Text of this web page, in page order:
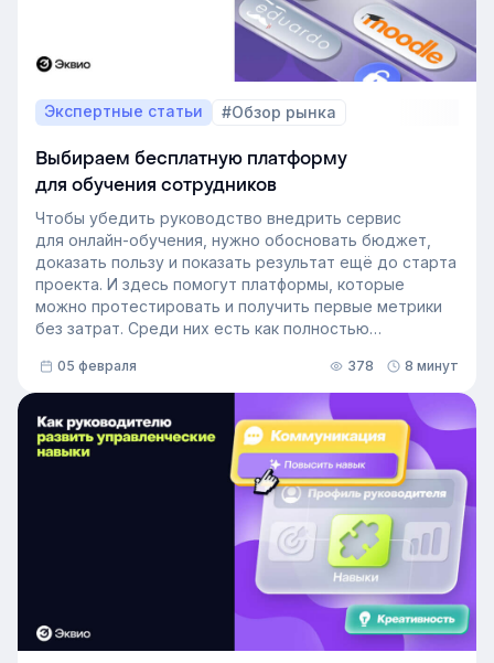
Экспертные статьи #Обзор рынка
Выбираем бесплатную платформу
для обучения сотрудников
Чтобы убедить руководство внедрить сервис
для онлайн-обучения, нужно обосновать бюджет,
доказать пользу и показать результат ещё до старта
проекта. И здесь помогут платформы, которые
можно протестировать и получить первые метрики
без затрат. Среди них есть как полностью
Мы собрали пять таких платформ, на которых можно
запустить пилот, показать реальную ценность
обучения и принести руководству готовые данные.
05 февраля 378 8 минут